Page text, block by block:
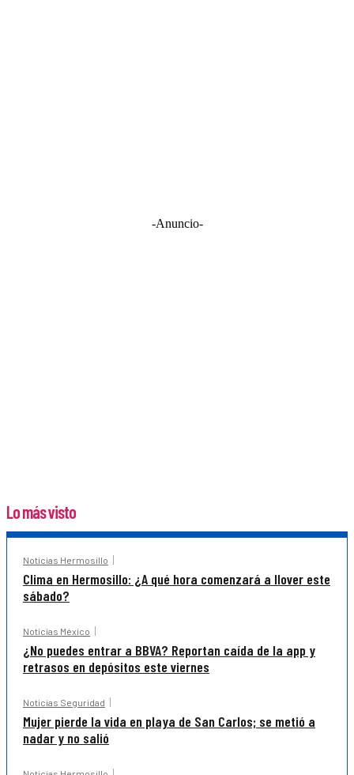
-Anuncio-
Lo más visto
Noticias Hermosillo
Clima en Hermosillo: ¿A qué hora comenzará a llover este
sábado?
Noticias México
¿No puedes entrar a BBVA? Reportan caída de la app y
retrasos en depósitos este viernes
Noticias Seguridad
Mujer pierde la vida en playa de San Carlos; se metió a
nadar y no salió